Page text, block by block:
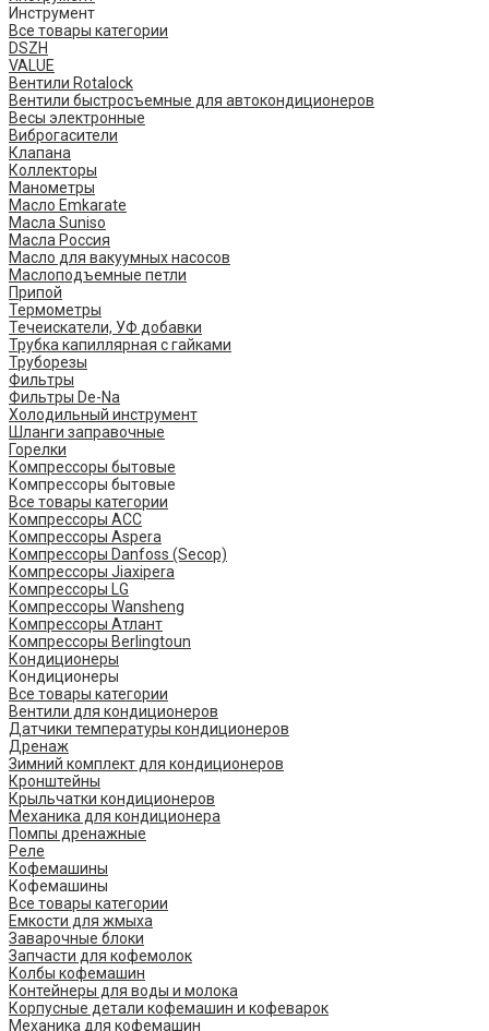
Инструмент
Все товары категории
DSZH
VALUE
Вентили Rotalock
Вентили быстросъемные для автокондиционеров
Весы электронные
Виброгасители
Клапана
Коллекторы
Манометры
Масло Emkarate
Масла Suniso
Масла Россия
Масло для вакуумных насосов
Маслоподъемные петли
Припой
Термометры
Течеискатели, УФ добавки
Трубка капиллярная с гайками
Труборезы
Фильтры
Фильтры De-Na
Холодильный инструмент
Шланги заправочные
Горелки
Компрессоры бытовые
Компрессоры бытовые
Все товары категории
Компрессоры ACC
Компрессоры Aspera
Компрессоры Danfoss (Secop)
Компрессоры Jiaxipera
Компрессоры LG
Компрессоры Wansheng
Компрессоры Атлант
Компрессоры Berlingtoun
Кондиционеры
Кондиционеры
Все товары категории
Вентили для кондиционеров
Датчики температуры кондиционеров
Дренаж
Зимний комплект для кондиционеров
Кронштейны
Крыльчатки кондиционеров
Механика для кондиционера
Помпы дренажные
Реле
Кофемашины
Кофемашины
Все товары категории
Емкости для жмыха
Заварочные блоки
Запчасти для кофемолок
Колбы кофемашин
Контейнеры для воды и молока
Корпусные детали кофемашин и кофеварок
Механика для кофемашин